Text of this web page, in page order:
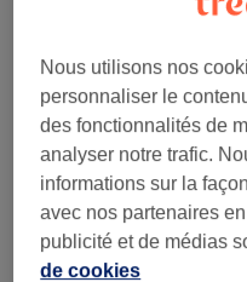
Massage (3)
Notre travail
Appuyez sur l'image pour
Nous utilisons nos
personnaliser le
des fonctionnalités de
analyser notre trafic.
informations sur la
avec nos partenaires
publicité et de médias
de cookies